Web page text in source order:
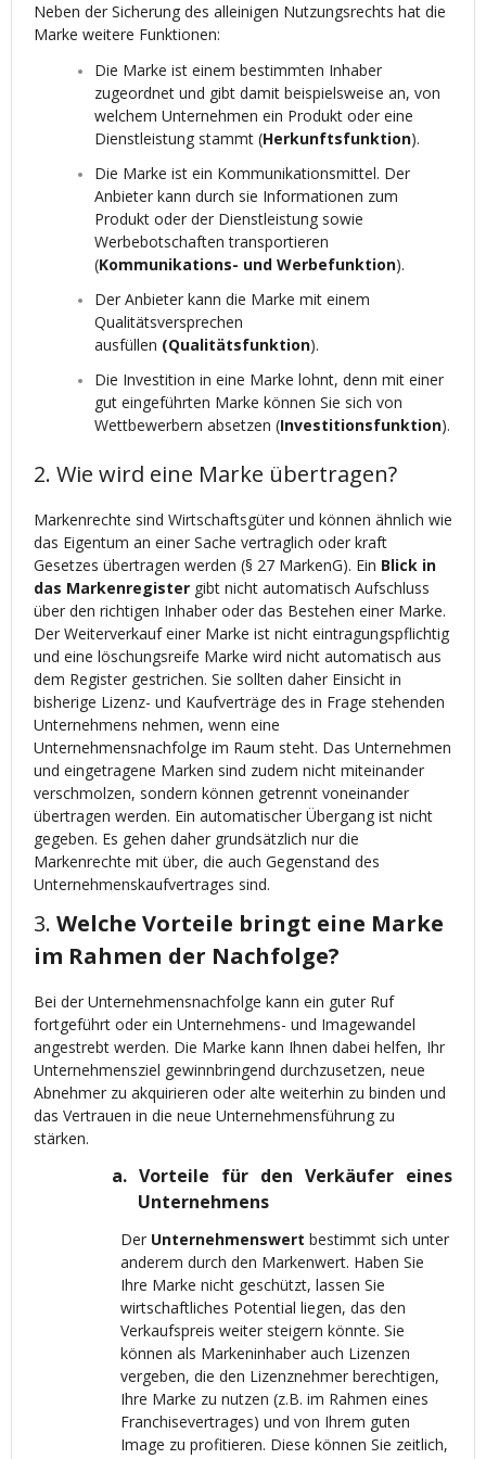
Neben der Sicherung des alleinigen Nutzungsrechts hat die
Marke weitere Funktionen:
Die Marke ist einem bestimmten Inhaber
zugeordnet und gibt damit beispielsweise an, von
welchem Unternehmen ein Produkt oder eine
Dienstleistung stammt (Herkunftsfunktion).
Die Marke ist ein Kommunikationsmittel. Der
Anbieter kann durch sie Informationen zum
Produkt oder der Dienstleistung sowie
Werbebotschaften transportieren
(Kommunikations- und Werbefunktion).
Der Anbieter kann die Marke mit einem
Qualitätsversprechen
ausfüllen (Qualitätsfunktion).
Die Investition in eine Marke lohnt, denn mit einer
gut eingeführten Marke können Sie sich von
Wettbewerbern absetzen (Investitionsfunktion).
2. Wie wird eine Marke übertragen?
Markenrechte sind Wirtschaftsgüter und können ähnlich wie
das Eigentum an einer Sache vertraglich oder kraft
Gesetzes übertragen werden (§ 27 MarkenG). Ein Blick in
das Markenregister gibt nicht automatisch Aufschluss
über den richtigen Inhaber oder das Bestehen einer Marke.
Der Weiterverkauf einer Marke ist nicht eintragungspflichtig
und eine löschungsreife Marke wird nicht automatisch aus
dem Register gestrichen. Sie sollten daher Einsicht in
bisherige Lizenz- und Kaufverträge des in Frage stehenden
Unternehmens nehmen, wenn eine
Unternehmensnachfolge im Raum steht. Das Unternehmen
und eingetragene Marken sind zudem nicht miteinander
verschmolzen, sondern können getrennt voneinander
übertragen werden. Ein automatischer Übergang ist nicht
gegeben. Es gehen daher grundsätzlich nur die
Markenrechte mit über, die auch Gegenstand des
Unternehmenskaufvertrages sind.
3. Welche Vorteile bringt eine Marke
im Rahmen der Nachfolge?
Bei der Unternehmensnachfolge kann ein guter Ruf
fortgeführt oder ein Unternehmens- und Imagewandel
angestrebt werden. Die Marke kann Ihnen dabei helfen, Ihr
Unternehmensziel gewinnbringend durchzusetzen, neue
Abnehmer zu akquirieren oder alte weiterhin zu binden und
das Vertrauen in die neue Unternehmensführung zu
stärken.
a. Vorteile für den Verkäufer eines
Unternehmens
Der Unternehmenswert bestimmt sich unter
anderem durch den Markenwert. Haben Sie
Ihre Marke nicht geschützt, lassen Sie
wirtschaftliches Potential liegen, das den
Verkaufspreis weiter steigern könnte. Sie
können als Markeninhaber auch Lizenzen
vergeben, die den Lizenznehmer berechtigen,
Ihre Marke zu nutzen (z.B. im Rahmen eines
Franchisevertrages) und von Ihrem guten
Image zu profitieren. Diese können Sie zeitlich,